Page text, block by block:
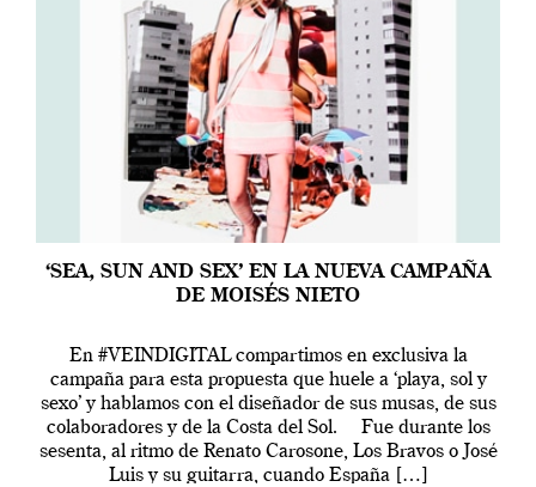
‘SEA, SUN AND SEX’ EN LA NUEVA CAMPAÑA
DE MOISÉS NIETO
En #VEINDIGITAL compartimos en exclusiva la
campaña para esta propuesta que huele a ‘playa, sol y
sexo’ y hablamos con el diseñador de sus musas, de sus
colaboradores y de la Costa del Sol. Fue durante los
sesenta, al ritmo de Renato Carosone, Los Bravos o José
Luis y su guitarra, cuando España […]